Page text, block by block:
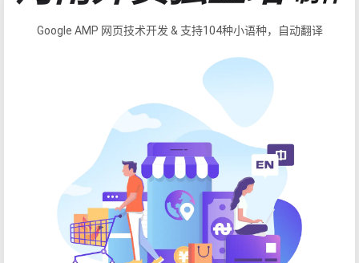
Google AMP 网页技术开发 & 支持104种小语种，自动翻译